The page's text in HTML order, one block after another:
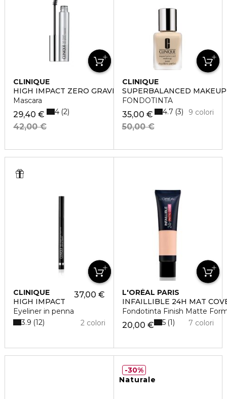
CLINIQUE
HIGH IMPACT ZERO GRAVITY
Mascara
29,40 €
42,00 €
4 2
CLINIQUE
SUPERBALANCED MAKEUP
FONDOTINTA
35,00 €
50,00 €
9 colori
4.7 3
CLINIQUE
HIGH IMPACT
Eyeliner in penna
37,00 €
2 colori
3.9 12
L'ORÉAL PARIS
INFAILLIBLE 24H MAT
Fondotinta Finish Matte
20,00 € 7 colori
5 1
Naturale
30%